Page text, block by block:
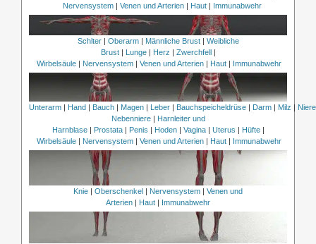
Nervensystem | Venen und Arterien | Haut | Immunabwehr
Schlter| Oberarm| Männliche Brust| Weibliche
Brust| Lunge| Herz | Zwerchfell|
Wirbelsäule | Nervensystem | Venen und Arterien | Haut | Immunabwehr
Unterarm| Hand| Bauch| Magen| Leber| Bauchspeicheldrüse| Darm| Milz |
Nebenniere| Harnleiter und
Harnblase| Prostata| Penis | Hoden| Vagina| Uterus | Hüfte|
Wirbelsäule | Nervensystem | Venen und Arterien | Haut | Immunabwehr
Knie Oberschenkel Nervensystem
Venen und
Arterien
Haut Immunabwehr